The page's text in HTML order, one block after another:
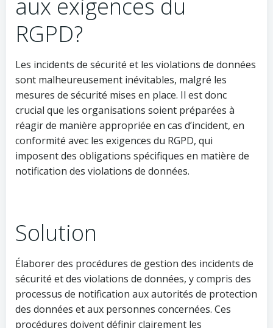
aux exigences du
RGPD?
Les incidents de sécurité et les violations de données
sont malheureusement inévitables, malgré les
mesures de sécurité mises en place. Il est donc
crucial que les organisations soient préparées à
réagir de manière appropriée en cas d’incident, en
conformité avec les exigences du RGPD, qui
imposent des obligations spécifiques en matière de
notification des violations de données.
Solution
Élaborer des procédures de gestion des incidents de
sécurité et des violations de données, y compris des
processus de notification aux autorités de protection
des données et aux personnes concernées. Ces
procédures doivent définir clairement les